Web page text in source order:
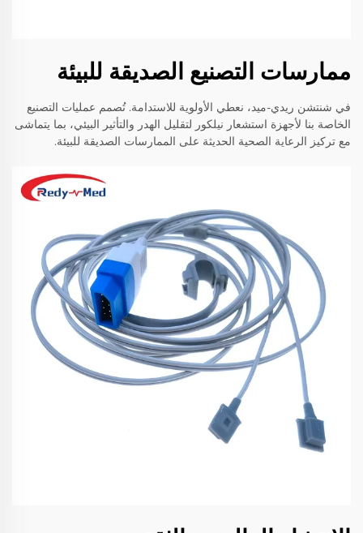
ممارسات التصنيع الصديقة للبيئة
في شنتشن ريدي-ميد، نعطي الأولوية للاستدامة. تُصمم عمليات التصنيع
الخاصة بنا لأجهزة استشعار نيلكور لتقليل الهدر والتأثير البيئي، بما يتماشى
مع تركيز الرعاية الصحية الحديثة على الممارسات الصديقة للبيئة.